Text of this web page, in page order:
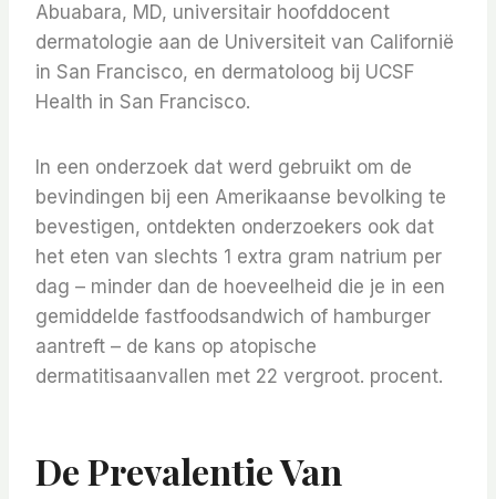
Abuabara, MD, universitair hoofddocent
dermatologie aan de Universiteit van Californië
in San Francisco, en dermatoloog bij UCSF
Health in San Francisco.
In een onderzoek dat werd gebruikt om de
bevindingen bij een Amerikaanse bevolking te
bevestigen, ontdekten onderzoekers ook dat
het eten van slechts 1 extra gram natrium per
dag – minder dan de hoeveelheid die je in een
gemiddelde fastfoodsandwich of hamburger
aantreft – de kans op atopische
dermatitisaanvallen met 22 vergroot. procent.
De Prevalentie Van